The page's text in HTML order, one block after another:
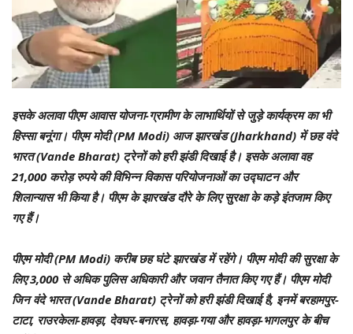
इसके अलावा पीएम आवास योजना-ग्रामीण के लाभार्थियों से जुड़े कार्यक्रम का भी
हिस्सा बनूंगा। पीएम मोदी (PM Modi) आज झारखंड (Jharkhand) में छह वंदे
भारत (Vande Bharat) ट्रेनों को हरी झंडी दिखाई है। इसके अलावा वह
21,000 करोड़ रुपये की विभिन्न विकास परियोजनाओं का उद्घाटन और
शिलान्यास भी किया है। पीएम के झारखंड दौरे के लिए सुरक्षा के कड़े इंतजाम किए
गए हैं।
पीएम मोदी (PM Modi) करीब छह घंटे झारखंड में रहेंगे। पीएम मोदी की सुरक्षा के
लिए 3,000 से अधिक पुलिस अधिकारी और जवान तैनात किए गए हैं। पीएम मोदी
जिन वंदे भारत (Vande Bharat) ट्रेनों को हरी झंडी दिखाई है, इनमें बरहामपुर-
टाटा, राउरकेला-हावड़ा, देवघर-बनारस, हावड़ा-गया और हावड़ा-भागलपुर के बीच